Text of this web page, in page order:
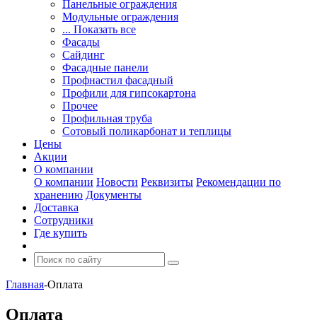
Панельные ограждения
Модульные ограждения
... Показать все
Фасады
Сайдинг
Фасадные панели
Профнастил фасадный
Профили для гипсокартона
Прочее
Профильная труба
Сотовый поликарбонат и теплицы
Цены
Акции
О компании
О компании Новости Реквизиты Рекомендации по
хранению Документы
Доставка
Сотрудники
Где купить
Главная-Оплата
Оплата